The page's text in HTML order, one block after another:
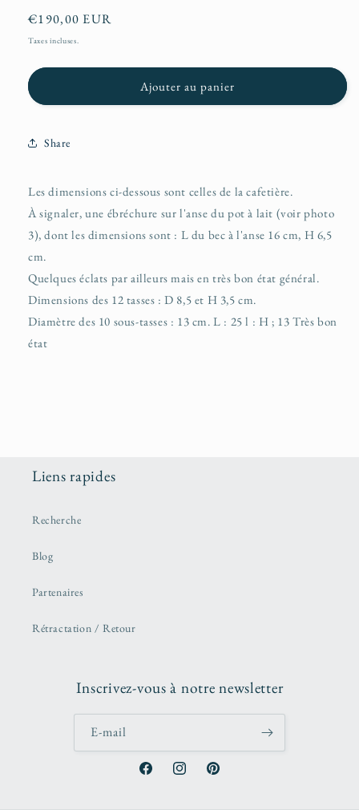
Prix
habituel
€190,00 EUR
Taxes incluses.
Ajouter au panier
Share
Les dimensions ci-dessous sont celles de la cafetière.
À signaler, une ébréchure sur l'anse du pot à lait (voir photo
3), dont les dimensions sont : L du bec à l'anse 16 cm, H 6,5
cm.
Quelques éclats par ailleurs mais en très bon état général.
Dimensions des 12 tasses : D 8,5 et H 3,5 cm.
Diamètre des 10 sous-tasses : 13 cm. L : 25 l : H ; 13 Très bon
état
Liens rapides
Recherche
Blog
Partenaires
Rétractation / Retour
Inscrivez-vous à notre newsletter
E-mail
FacebookInstagramPinterest